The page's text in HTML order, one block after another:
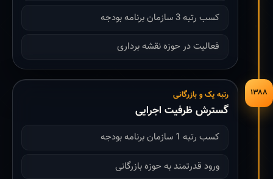
کسب رتبه 3 سازمان برنامه بودجه
فعالیت در حوزه نقشه برداری
۱۳۸۸ رتبه یک و بازرگانی
گسترش ظرفیت اجرایی
کسب رتبه 1 سازمان برنامه بودجه
ورود قدرتمند به حوزه بازرگانی